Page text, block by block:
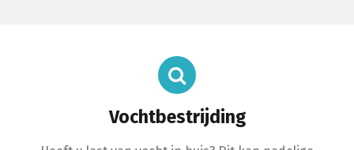
Vochtbestrijding